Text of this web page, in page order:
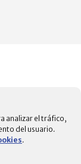
analizar el tráfico,
del usuario.
.